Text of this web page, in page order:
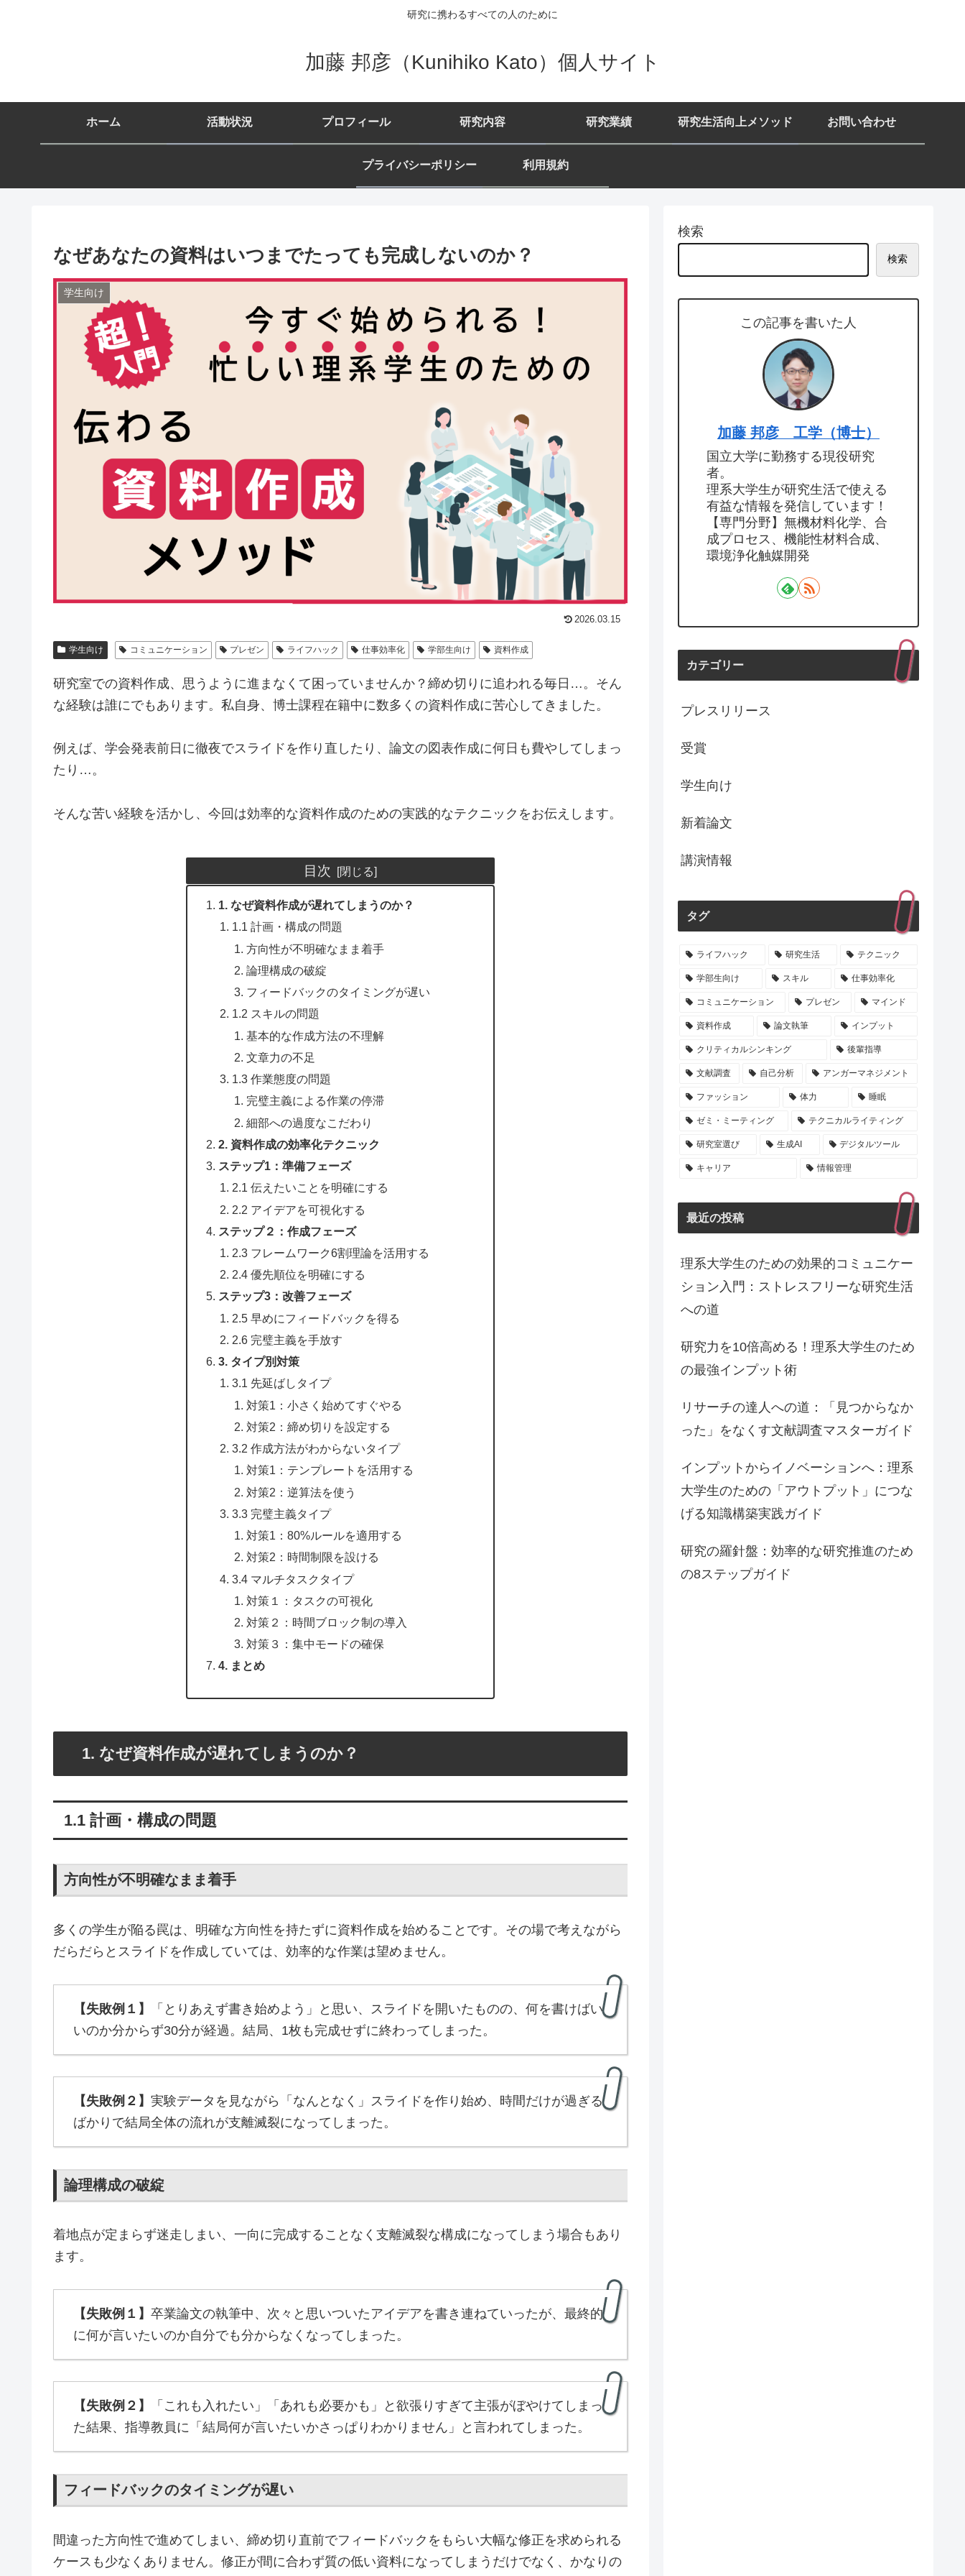
研究に携わるすべての人のために
加藤 邦彦（Kunihiko Kato）個人サイト
ホーム 活動状況 プロフィール 研究内容 研究業績 研究生活向上メソッド お問い合わせ
プライバシーポリシー 利用規約
なぜあなたの資料はいつまでたっても完成しないのか？
学生向け
2026.03.15
学生向け コミュニケーション プレゼン ライフハック 仕事効率化 学部生向け 資料作成
研究室での資料作成、思うように進まなくて困っていませんか？締め切りに追われる毎日…。そん
な経験は誰にでもあります。私自身、博士課程在籍中に数多くの資料作成に苦心してきました。
例えば、学会発表前日に徹夜でスライドを作り直したり、論文の図表作成に何日も費やしてしまっ
たり…。
そんな苦い経験を活かし、今回は効率的な資料作成のための実践的なテクニックをお伝えします。
目次
1. なぜ資料作成が遅れてしまうのか？
1.1 計画・構成の問題
方向性が不明確なまま着手
論理構成の破綻
フィードバックのタイミングが遅い
1.2 スキルの問題
基本的な作成方法の不理解
文章力の不足
1.3 作業態度の問題
完璧主義による作業の停滞
細部への過度なこだわり
2. 資料作成の効率化テクニック
ステップ1：準備フェーズ
2.1 伝えたいことを明確にする
2.2 アイデアを可視化する
ステップ２：作成フェーズ
2.3 フレームワーク6割理論を活用する
2.4 優先順位を明確にする
ステップ3：改善フェーズ
2.5 早めにフィードバックを得る
2.6 完璧主義を手放す
3. タイプ別対策
3.1 先延ばしタイプ
対策1：小さく始めてすぐやる
対策2：締め切りを設定する
3.2 作成方法がわからないタイプ
対策1：テンプレートを活用する
対策2：逆算法を使う
3.3 完璧主義タイプ
対策1：80%ルールを適用する
対策2：時間制限を設ける
3.4 マルチタスクタイプ
対策１：タスクの可視化
対策２：時間ブロック制の導入
対策３：集中モードの確保
4. まとめ
1. なぜ資料作成が遅れてしまうのか？
1.1 計画・構成の問題
方向性が不明確なまま着手
多くの学生が陥る罠は、明確な方向性を持たずに資料作成を始めることです。その場で考えながら
だらだらとスライドを作成していては、効率的な作業は望めません。
【失敗例１】
「とりあえず書き始めよう」と思い、スライドを開いたものの、何を書けばい
いのか分からず30分が経過。結局、1枚も完成せずに終わってしまった。
【失敗例２】 実験データを見ながら「なんとなく」スライドを作り始め、時間だけが過ぎる
ばかりで結局全体の流れが支離滅裂になってしまった。
論理構成の破綻
着地点が定まらず迷走しまい、一向に完成することなく支離滅裂な構成になってしまう場合もあり
ます。
【失敗例１】 卒業論文の執筆中、次々と思いついたアイデアを書き連ねていったが、最終的
に何が言いたいのか自分でも分からなくなってしまった。
【失敗例２】
「これも入れたい」「あれも必要かも」と欲張りすぎて主張がぼやけてしまっ
た結果、指導教員に「結局何が言いたいかさっぱりわかりません」と言われてしまった。
フィードバックのタイミングが遅い
間違った方向性で進めてしまい、締め切り直前でフィードバックをもらい大幅な修正を求められる
ケースも少なくありません。修正が間に合わず質の低い資料になってしまうだけでなく、かなりの
検索
検索
この記事を書いた人
加藤 邦彦 工学（博士）
国立大学に勤務する現役研究
者。
理系大学生が研究生活で使える
有益な情報を発信しています！
【専門分野】無機材料化学、合
成プロセス、機能性材料合成、
環境浄化触媒開発
カテゴリー
プレスリリース
受賞
学生向け
新着論文
講演情報
タグ
ライフハック 研究生活 テクニック
学部生向け スキル 仕事効率化
コミュニケーション プレゼン マインド
資料作成 論文執筆 インプット
クリティカルシンキング 後輩指導
文献調査 自己分析 アンガーマネジメント
ファッション 体力 睡眠
ゼミ・ミーティング テクニカルライティング
研究室選び 生成AI デジタルツール
キャリア 情報管理
最近の投稿
理系大学生のための効果的コミュニケー
ション入門：ストレスフリーな研究生活
への道
研究力を10倍高める！理系大学生のため
の最強インプット術
リサーチの達人への道：「見つからなか
った」をなくす文献調査マスターガイド
インプットからイノベーションへ：理系
大学生のための「アウトプット」につな
げる知識構築実践ガイド
研究の羅針盤：効率的な研究推進のため
の8ステップガイド